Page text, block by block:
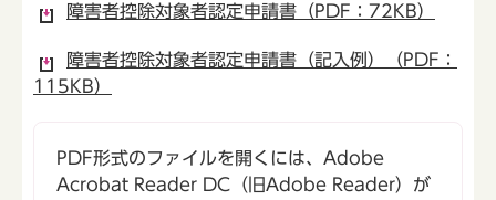
障害者控除対象者認定申請書（PDF：72KB）
障害者控除対象者認定申請書（記入例）（PDF：
115KB）
PDF形式のファイルを開くには、Adobe
Acrobat Reader DC（旧Adobe Reader）が